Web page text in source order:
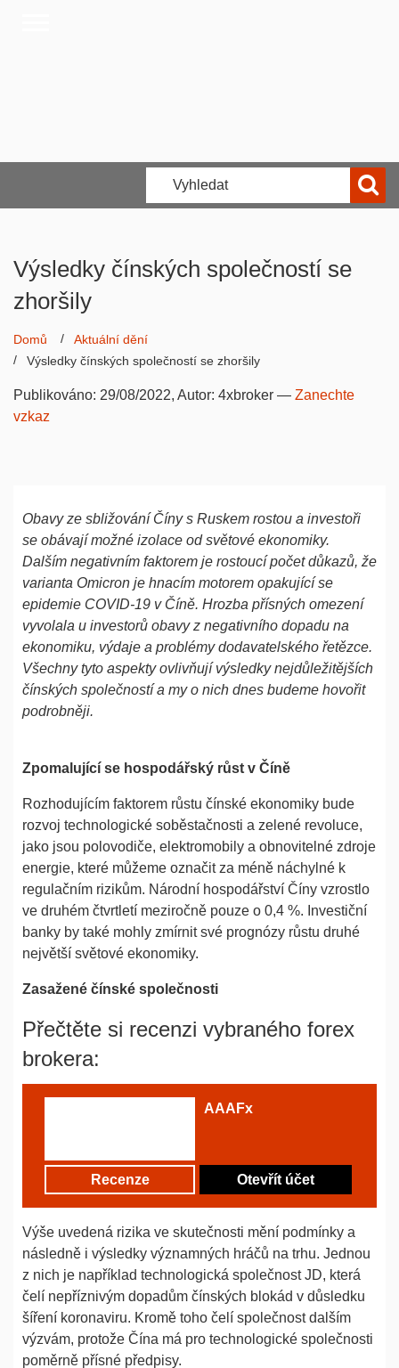
Výsledky čínských společností se
zhoršily
Domů
Aktuální dění
Výsledky čínských společností se zhoršily
Publikováno: 29/08/2022, Autor: 4xbroker — Zanechte
vzkaz
Obavy ze sbližování Číny s Ruskem rostou a investoři
se obávají možné izolace od světové ekonomiky.
Dalším negativním faktorem je rostoucí počet důkazů, že
varianta Omicron je hnacím motorem opakující se
epidemie COVID-19 v Číně. Hrozba přísných omezení
vyvolala u investorů obavy z negativního dopadu na
ekonomiku, výdaje a problémy dodavatelského řetězce.
Všechny tyto aspekty ovlivňují výsledky nejdůležitějších
čínských společností a my o nich dnes budeme hovořit
podrobněji.
Zpomalující se hospodářský růst v Číně
Rozhodujícím faktorem růstu čínské ekonomiky bude
rozvoj technologické soběstačnosti a zelené revoluce,
jako jsou polovodiče, elektromobily a obnovitelné zdroje
energie, které můžeme označit za méně náchylné k
regulačním rizikům. Národní hospodářství Číny vzrostlo
ve druhém čtvrtletí meziročně pouze o 0,4 %. Investiční
banky by také mohly zmírnit své prognózy růstu druhé
největší světové ekonomiky.
Zasažené čínské společnosti
Přečtěte si recenzi vybraného forex
brokera:
AAAFx
Recenze Otevřít účet
Výše uvedená rizika ve skutečnosti mění podmínky a
následně i výsledky významných hráčů na trhu. Jednou
z nich je například technologická společnost JD, která
čelí nepříznivým dopadům čínských blokád v důsledku
šíření koronaviru. Kromě toho čelí společnost dalším
výzvám, protože Čína má pro technologické společnosti
poměrně přísné předpisy.